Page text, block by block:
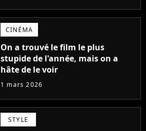
CINÉMA
On a trouvé le film le plus
stupide de l'année, mais on a
hâte de le voir
1 mars 2026
STYLE